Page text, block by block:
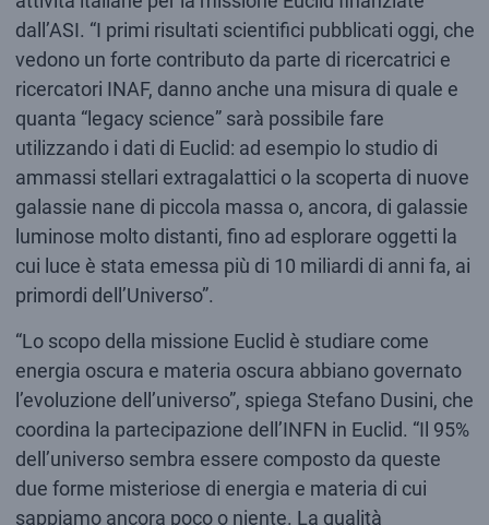
dall’ASI. “I primi risultati scientifici pubblicati oggi, che
vedono un forte contributo da parte di ricercatrici e
ricercatori INAF, danno anche una misura di quale e
quanta “legacy science” sarà possibile fare
utilizzando i dati di Euclid: ad esempio lo studio di
ammassi stellari extragalattici o la scoperta di nuove
galassie nane di piccola massa o, ancora, di galassie
luminose molto distanti, fino ad esplorare oggetti la
cui luce è stata emessa più di 10 miliardi di anni fa, ai
primordi dell’Universo”.
“Lo scopo della missione Euclid è studiare come
energia oscura e materia oscura abbiano governato
l’evoluzione dell’universo”, spiega Stefano Dusini, che
coordina la partecipazione dell’INFN in Euclid. “Il 95%
dell’universo sembra essere composto da queste
due forme misteriose di energia e materia di cui
sappiamo ancora poco o niente. La qualità